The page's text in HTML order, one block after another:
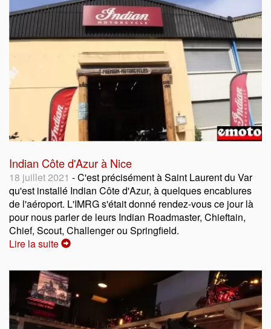
Indian Côte d'Azur à Nice
18 juillet 2021 - C'est précisément à Saint Laurent du Var
qu'est installé Indian Côte d'Azur, à quelques encablures
de l'aéroport. L'IMRG s'était donné rendez-vous ce jour là
pour nous parler de leurs Indian Roadmaster, Chieftain,
Chief, Scout, Challenger ou Springfield.
Lire la suite